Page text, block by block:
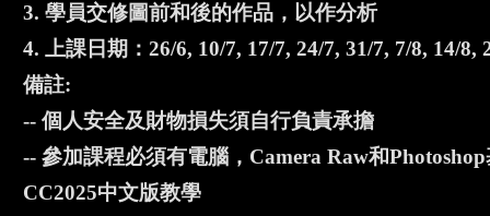
3. 學員交修圖前和後的作品，以作分析
4. 上課日期：26/6, 10/7, 17/7, 24/7, 31/7, 7/8, 14/8,
備註:
-- 個人安全及財物損失須自行負責承擔
-- 參加課程必須有電腦，Camera Raw和
CC2025中文版教學